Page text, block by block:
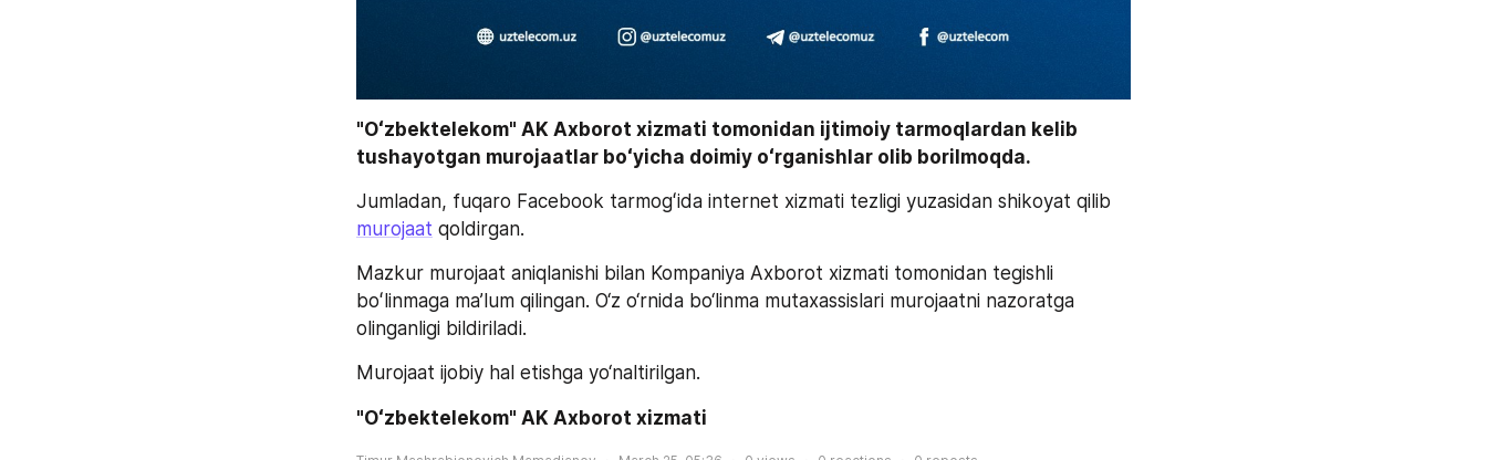
"Oʻzbektelekom" AK Axborot xizmati tomonidan ijtimoiy tarmoqlardan kelib
tushayotgan murojaatlar boʻyicha doimiy oʻrganishlar olib borilmoqda.
murojaat qoldirgan.
Mazkur murojaat aniqlanishi bilan Kompaniya Axborot xizmati tomonidan tegishli
boʻlinmaga ma’lum qilingan. O‘z o‘rnida bo‘linma mutaxassislari murojaatni nazoratga
olinganligi bildiriladi.
Murojaat ijobiy hal etishga yo‘naltirilgan.
"Oʻzbektelekom" AK Axborot xizmati